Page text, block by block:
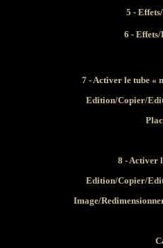
5 -
6 -
7 -Activer le tube «
Edition/Copier/
8 -Activer
Edition/Copier/
Image/